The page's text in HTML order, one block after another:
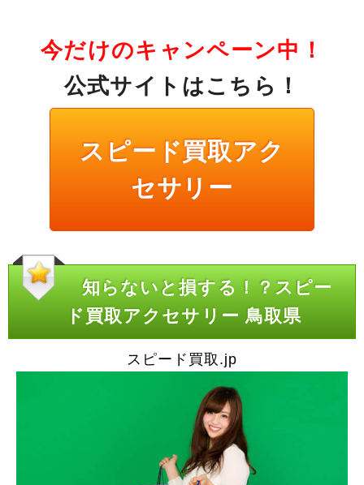
今だけのキャンペーン中！
公式サイトはこちら！
スピード買取アク
セサリー
知らないと損する！？スピー
ド買取アクセサリー 鳥取県
スピード買取.jp